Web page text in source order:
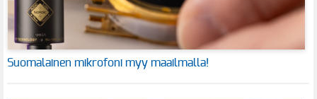
Suomalainen mikrofoni myy maailmalla!